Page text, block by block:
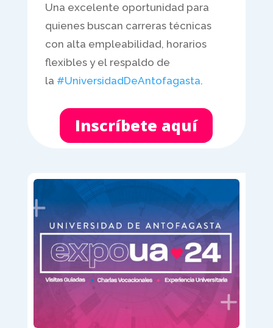
Una excelente oportunidad para
quienes buscan carreras técnicas
con alta empleabilidad, horarios
flexibles y el respaldo de
la #UniversidadDeAntofagasta.
Inscríbete aquí